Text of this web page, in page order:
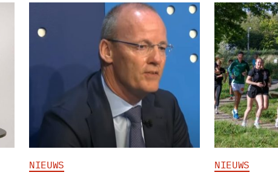
NIEUWS NIEUWS